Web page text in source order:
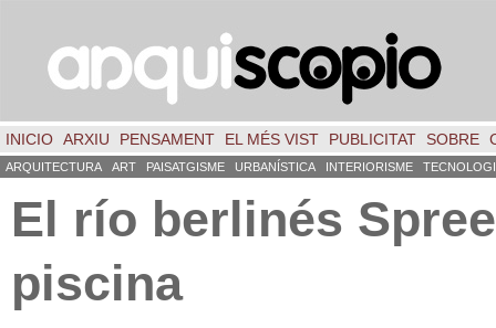
INICIO ARXIU PENSAMENT EL MÉS VIST PUBLICITAT SOBRE
ARQUITECTURA ART PAISATGISME URBANÍSTICA INTERIORISME
El río berlinés
piscina